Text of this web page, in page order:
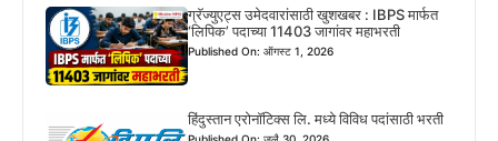
ग्रॅज्युएट्स उमेदवारांसाठी खुशखबर : IBPS मार्फत
‘लिपिक’ पदाच्या 11403 जागांवर महाभरती
Published On: ऑगस्ट 1, 2026
हिंदुस्तान एरोनॉटिक्स लि. मध्ये विविध पदांसाठी भरती